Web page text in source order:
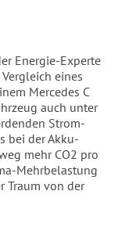
Energie-Experte
eines
Mercedes C
auch unter
Strom-
bei der Akku-
mehr CO2 pro
Mehrbelastung
Traum von der